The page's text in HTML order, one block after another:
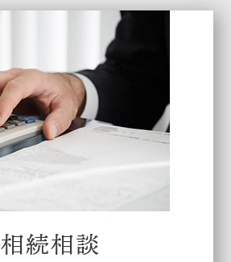
相続相談